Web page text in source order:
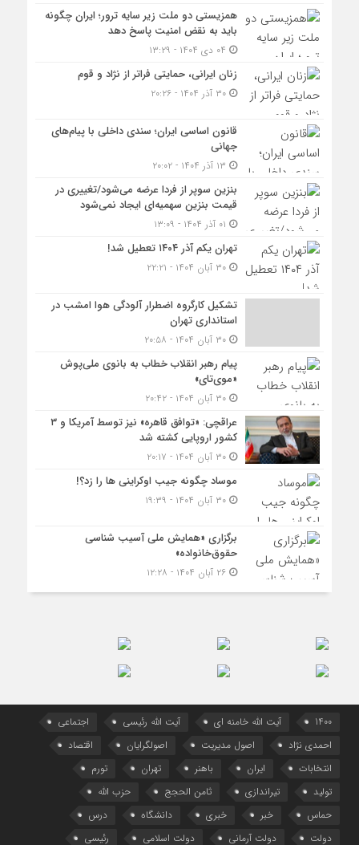
همزیستی دو ملت زیر سایه ترور؛ ایران چگونه
باید به نقض امنیت پاسخ دهد
زنان ایرانی، حمایتی فراتر از نژاد و قوم
۳۰ آذر ۱۴۰۴ - ۲۰:۲۶
قانون اساسی ایران؛ سندی داخلی با پیام‌های
جهانی
بنزین سوپر از فردا عرضه می‌شود/تغییری در
قیمت بنزین سهمیه‌ای ایجاد نمی‌شود
تهران یکم آذر ۱۴۰۴ تعطیل شد!
۳۰ آبان ۱۴۰۴ - ۲۲:۲۱
تشکیل کارگروه اضطرار آلودگی هوا امشب در
استانداری تهران
۳۰ آبان ۱۴۰۴ - ۲۰:۵۸
پیام رهبر انقلاب خطاب به بانوی ملی‌پوش
«موی‌تای»
۳۰ آبان ۱۴۰۴ - ۲۰:۴۲
عراقچی: «توافق قاهره» نیز توسط آمریکا و ۳
کشور اروپایی کشته شد
۳۰ آبان ۱۴۰۴ - ۲۰:۱۷
موساد چگونه جیب اوکراینی ها را زد؟!
۳۰ آبان ۱۴۰۴ - ۱۹:۳۹
برگزاری «همایش ملی آسیب شناسی
حقوق‌خانواده»
۲۶ آبان ۱۴۰۴ - ۱۲:۲۸
1400 آیت الله خامنه ای آیت الله رئیسی
اجتماعی
احمدی نژاد
اصول مدیریت اصولگرایان
اقتصاد
انتخابات
ایران باهنر تهران
تورم
تولید
تیراندازی ثامن الحجج
حزب الله
حماس
خبر خبری دانشگاه
درس
دولت
دولت آرمانی دولت اسلامی رئیسی